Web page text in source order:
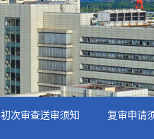
初次审查送审须知 复审申请